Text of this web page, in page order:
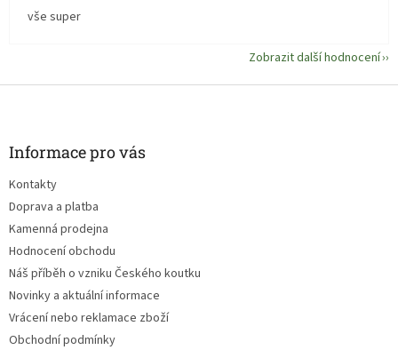
vše super
Zobrazit další hodnocení
Z
Informace pro vás
Kontakty
Doprava a platba
Kamenná prodejna
Hodnocení obchodu
Náš příběh o vzniku Českého koutku
Novinky a aktuální informace
Vrácení nebo reklamace zboží
Obchodní podmínky